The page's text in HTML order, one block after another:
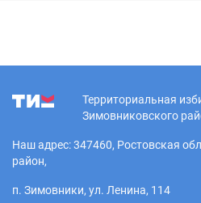
Территориальная
Зимовниковского
Наш адрес: 347460, Ростовская
район,
п. Зимовники, ул. Ленина, 114